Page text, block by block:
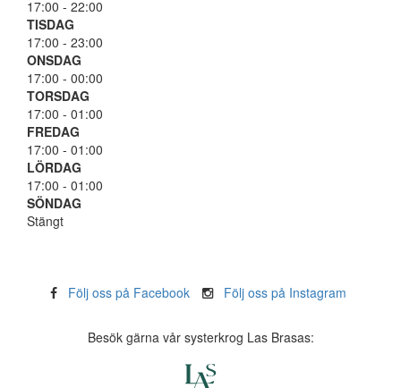
17:00 - 22:00
TISDAG
17:00 - 23:00
ONSDAG
17:00 - 00:00
TORSDAG
17:00 - 01:00
FREDAG
17:00 - 01:00
LÖRDAG
17:00 - 01:00
SÖNDAG
Stängt
Följ oss på Facebook Följ oss på Instagram
Besök gärna vår systerkrog Las Brasas: